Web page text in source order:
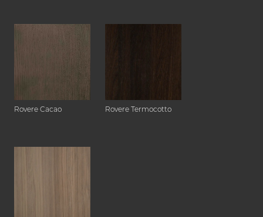
Rovere Cacao Rovere Termocotto